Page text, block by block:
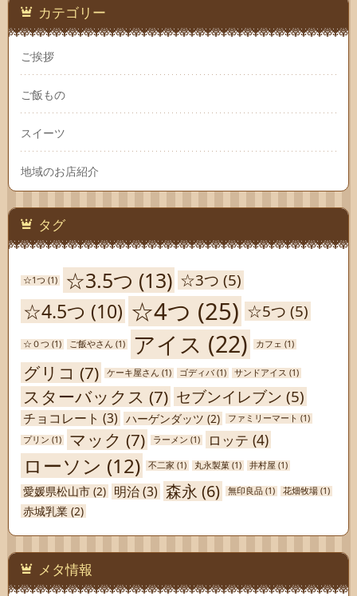
カテゴリー
ご挨拶
ご飯もの
スイーツ
地域のお店紹介
タグ
☆1つ (1) ☆3.5つ (13) ☆3つ (5)
☆4.5つ (10) ☆4つ (25) ☆5つ (5)
☆０つ (1) ご飯やさん (1) アイス (22) カフェ (1)
グリコ (7) ケーキ屋さん (1) ゴディバ (1) サンドアイス (1)
スターバックス (7) セブンイレブン (5)
チョコレート (3) ハーゲンダッツ (2) ファミリーマート (1)
プリン (1) マック (7) ラーメン (1) ロッテ (4)
ローソン (12) 不二家 (1) 丸永製菓 (1) 井村屋 (1)
愛媛県松山市 (2) 明治(3) 森永 (6) 無印良品 (1) 花畑牧場 (1)
赤城乳業 (2)
メタ情報